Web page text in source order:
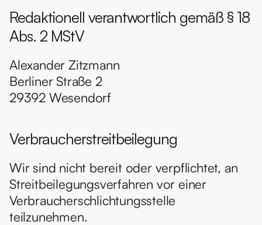
Redaktionell verantwortlich gemäß § 18
Abs. 2 MStV
Alexander Zitzmann
Berliner Straße 2
29392 Wesendorf
Verbraucherstreitbeilegung
Wir sind nicht bereit oder verpflichtet, an
Streitbeilegungsverfahren vor einer
Verbraucherschlichtungsstelle
teilzunehmen.